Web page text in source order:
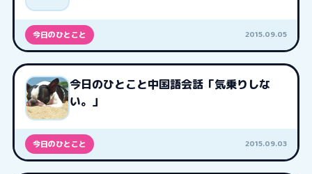
今日のひとこと 2015.09.05
今日のひとこと中国語会話「気乗りしな
い。」
今日のひとこと 2015.09.03